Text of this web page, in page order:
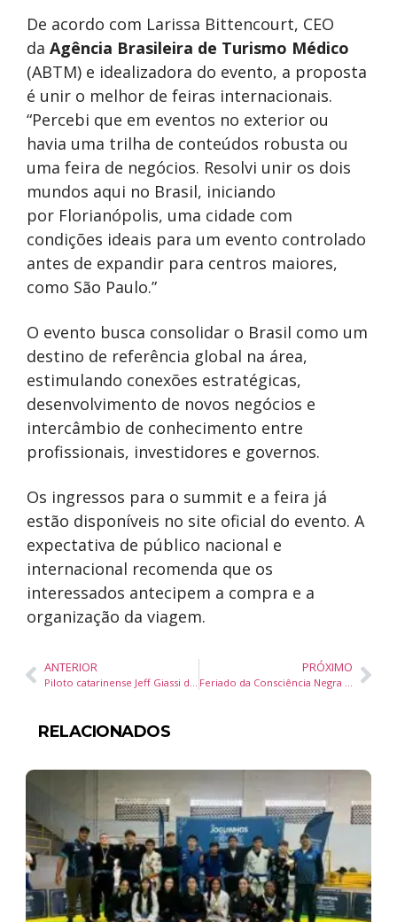
De acordo com Larissa Bittencourt, CEO
da Agência Brasileira de Turismo Médico
(ABTM) e idealizadora do evento, a proposta
é unir o melhor de feiras internacionais.
“Percebi que em eventos no exterior ou
havia uma trilha de conteúdos robusta ou
uma feira de negócios. Resolvi unir os dois
mundos aqui no Brasil, iniciando
por Florianópolis, uma cidade com
condições ideais para um evento controlado
antes de expandir para centros maiores,
como São Paulo.”
O evento busca consolidar o Brasil como um
destino de referência global na área,
estimulando conexões estratégicas,
desenvolvimento de novos negócios e
intercâmbio de conhecimento entre
profissionais, investidores e governos.
Os ingressos para o summit e a feira já
estão disponíveis no site oficial do evento. A
expectativa de público nacional e
internacional recomenda que os
interessados antecipem a compra e a
organização da viagem.
ANTERIOR
Piloto catarinense Jeff Giassi disputa etapa decisiva da Porsche Cup Brasil na abertura do GP de Fórmula 1 em Interlagos
PRÓXIMO
Feriado da Consciência Negra e Folianópolis devem levar rede hoteleira de Florianópolis à lotação máxima
RELACIONADOS